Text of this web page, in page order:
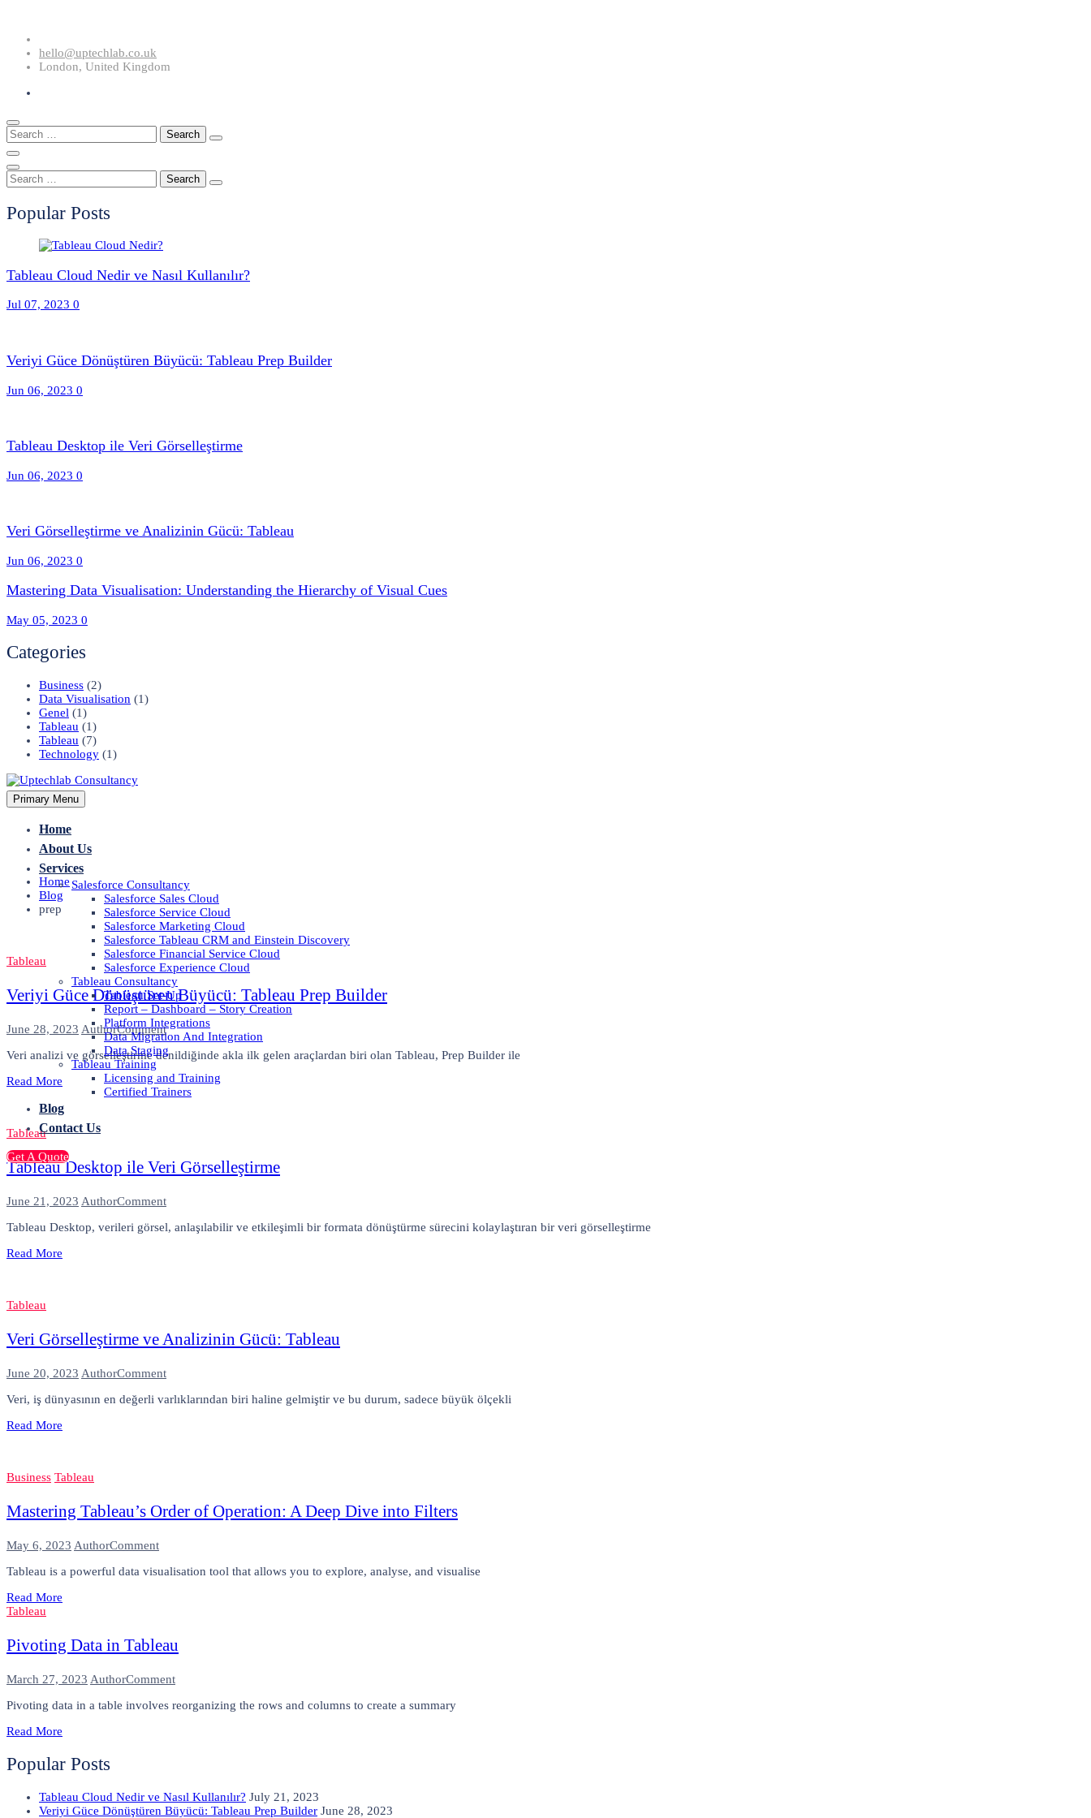
Skip
content
hello@uptechlab.co.uk
London, United Kingdom
Search
for:
Search
for:
Popular Posts
Tableau Cloud Nedir ve Nasıl Kullanılır?
Jul 07, 2023 0
Veriyi Güce Dönüştüren Büyücü: Tableau Prep Builder
Jun 06, 2023 0
Tableau Desktop ile Veri Görselleştirme
Jun 06, 2023 0
Veri Görselleştirme ve Analizinin Gücü: Tableau
Jun 06, 2023 0
Mastering Data Visualisation: Understanding the Hierarchy of Visual Cues
May 05, 2023 0
Categories
Business (2)
Data Visualisation (1)
Genel (1)
Tableau (1)
Tableau (7)
Technology (1)
Primary Menu
Home
About Us
Services
Salesforce Consultancy
Salesforce Sales Cloud
Salesforce Service Cloud
Salesforce Marketing Cloud
Salesforce Tableau CRM and Einstein Discovery
Salesforce Financial Service Cloud
Salesforce Experience Cloud
Tableau Consultancy
Tableau Set-Up
Report – Dashboard – Story Creation
Platform Integrations
Data Migration And Integration
Data Staging
Tableau Training
Licensing and Training
Certified Trainers
Blog
Contact Us
Get A Quote
Home
Blog
prep
Tableau
Veriyi Güce Dönüştüren Büyücü: Tableau Prep Builder
June 28, 2023 AuthorCommenton
Veriyi
Güce
Büyücü:
Tableau
Veri analizi ve görselleştirme denildiğinde akla ilk gelen araçlardan biri olan Tableau, Prep Builder ile
Read More
Tableau
Tableau Desktop ile Veri Görselleştirme
June 21, 2023 AuthorCommenton
Desktop
Tableau Desktop, verileri görsel, anlaşılabilir ve etkileşimli bir formata dönüştürme sürecini kolaylaştıran bir veri görselleştirme
Read More
Tableau
Veri Görselleştirme ve Analizinin Gücü: Tableau
June 20, 2023 AuthorCommenton
Görselleştirme
Veri, iş dünyasının en değerli varlıklarından biri haline gelmiştir ve bu durum, sadece büyük ölçekli
Read More
Business Tableau
Mastering Tableau’s Order of Operation: A Deep Dive into Filters
May 6, 2023 AuthorCommenton
Tableau’s
Deep
Dive
Filters
Tableau is a powerful data visualisation tool that allows you to explore, analyse, and visualise
Read More
Tableau
Pivoting Data in Tableau
March 27, 2023 AuthorCommenton
Data
Pivoting data in a table involves reorganizing the rows and columns to create a summary
Read More
Popular Posts
Tableau Cloud Nedir ve Nasıl Kullanılır? July 21, 2023
Veriyi Güce Dönüştüren Büyücü: Tableau Prep Builder June 28, 2023